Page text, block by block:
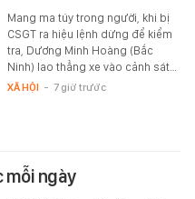
Mang ma túy trong người, khi bị
CSGT ra hiệu lệnh dừng để kiểm
tra, Dương Minh Hoàng (Bắc
Ninh) lao thẳng xe vào cảnh sát…
XÃ HỘI - 7 giờ trước
mỗi ngày